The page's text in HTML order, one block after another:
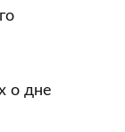
о дне